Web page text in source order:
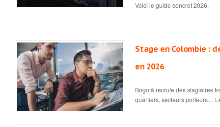
Voici le guide concret 2026.
Stage en Colombie :
en 2026
Bogotá recrute des stagiaires
quartiers, secteurs porteurs…